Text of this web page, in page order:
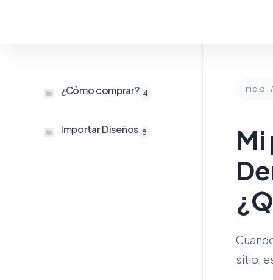
¿Cómo comprar? 4
Importar Diseños 8
Inicio
Mi
sitio,